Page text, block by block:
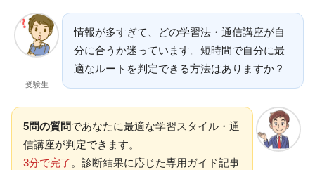
受験生
情報が多すぎて、どの学習法・通信講座が自
分に合うか迷っています。短時間で自分に最
適なルートを判定できる方法はありますか？
5問の質問であなたに最適な学習スタイル・通
信講座が判定できます。
3分で完了 。診断結果に応じた専用ガイド記事